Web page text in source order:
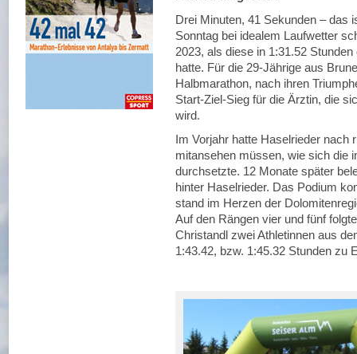
Drei Minuten, 41 Sekunden – das
Sonntag bei idealem Laufwetter
2023, als diese in 1:31.52
hatte. Für die 29-Jährige aus
Halbmarathon, nach ihren
Start-Ziel-Sieg für die Ärztin, die
wird.
Im Vorjahr hatte Haselrieder nach
mitansehen müssen, wie sich die
durchsetzte. 12 Monate später
hinter Haselrieder. Das Podium
stand im Herzen der
Auf den Rängen vier und fünf
Christandl zwei Athletinnen aus
1:43.42, bzw. 1:45.32 Stunden zu